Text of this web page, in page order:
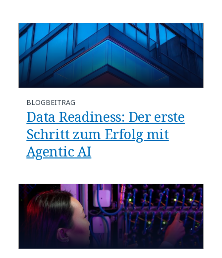
BLOGBEITRAG
​​Data Readiness: Der erste
Schritt zum Erfolg mit
Agentic AI​